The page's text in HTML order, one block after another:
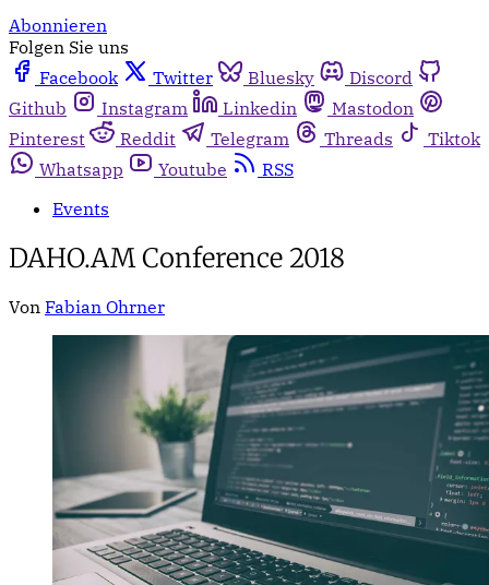
Abonnieren
Folgen Sie uns
Facebook
Twitter Bluesky
Discord
Github
Instagram Linkedin
Mastodon
Pinterest
Reddit Telegram Threads
Tiktok
Whatsapp
Youtube
RSS
Events
DAHO.AM Conference 2018
Von Fabian Ohrner